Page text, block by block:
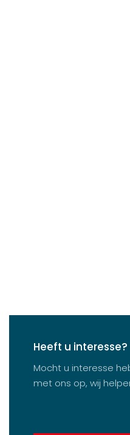
Heeft u interesse?
Mocht u interesse
met ons op, wij